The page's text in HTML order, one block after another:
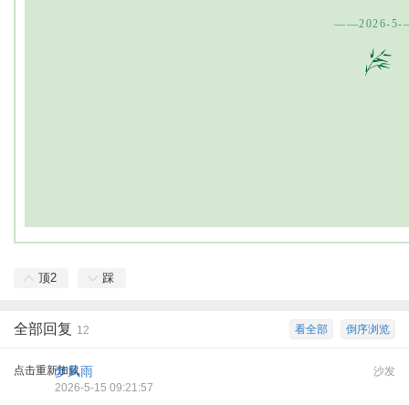
——2026-
顶2 踩
倒序浏览
看全部
全部回复 12
点击重新加载 沙发
梦风雨
2026-5-15 09:21:57